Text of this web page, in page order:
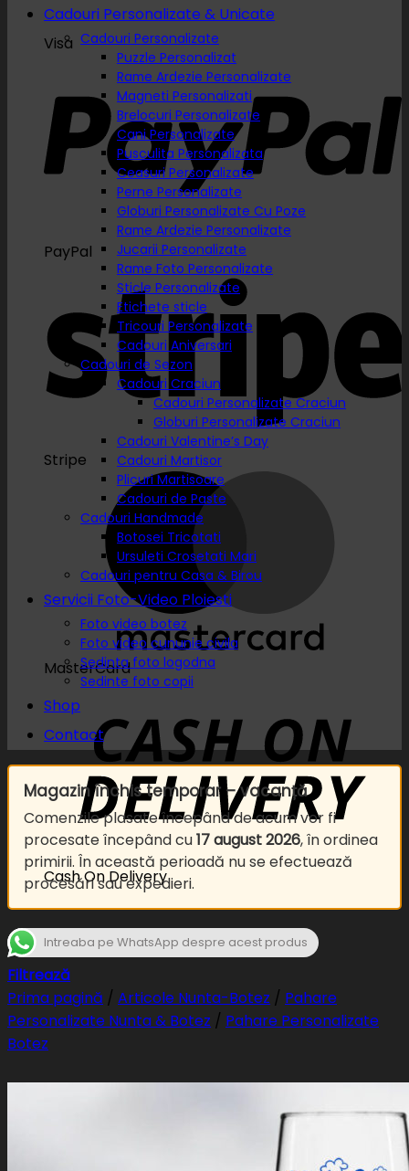
Visa
PayPal
Stripe
MasterCard
Cash On Delivery
Cadouri Personalizate & Unicate
Cadouri Personalizate
Puzzle Personalizat
Rame Ardezie Personalizate
Magneti Personalizati
Brelocuri Personalizate
Cani Personalizate
Pusculita Personalizata
Ceasuri Personalizate
Perne Personalizate
Globuri Personalizate Cu Poze
Rame Ardezie Personalizate
Jucarii Personalizate
Rame Foto Personalizate
Sticle Personalizate
Etichete sticle
Tricouri Personalizate
Cadouri Aniversari
Cadouri de Sezon
Cadouri Craciun
Cadouri Personalizate Craciun
Globuri Personalizate Craciun
Cadouri Valentine’s Day
Cadouri Martisor
Plicuri Martisoare
Cadouri de Paste
Cadouri Handmade
Botosei Tricotati
Ursuleti Crosetati Mari
Cadouri pentru Casa & Birou
Servicii Foto-Video Ploiesti
Foto video botez
Foto video cununie civila
Sedinta foto logodna
Sedinte foto copii
Shop
Contact
Magazin închis temporar – vacanță
Comenzile plasate începând de acum vor fi
procesate începând cu17 august 2026, în ordinea
primirii. În această perioadă nu se efectuează
procesări sau expedieri.
Intreaba pe WhatsApp despre acest produs
Filtrează
Prima pagină / Articole Nunta-Botez / Pahare
Personalizate Nunta & Botez / Pahare Personalizate
Botez